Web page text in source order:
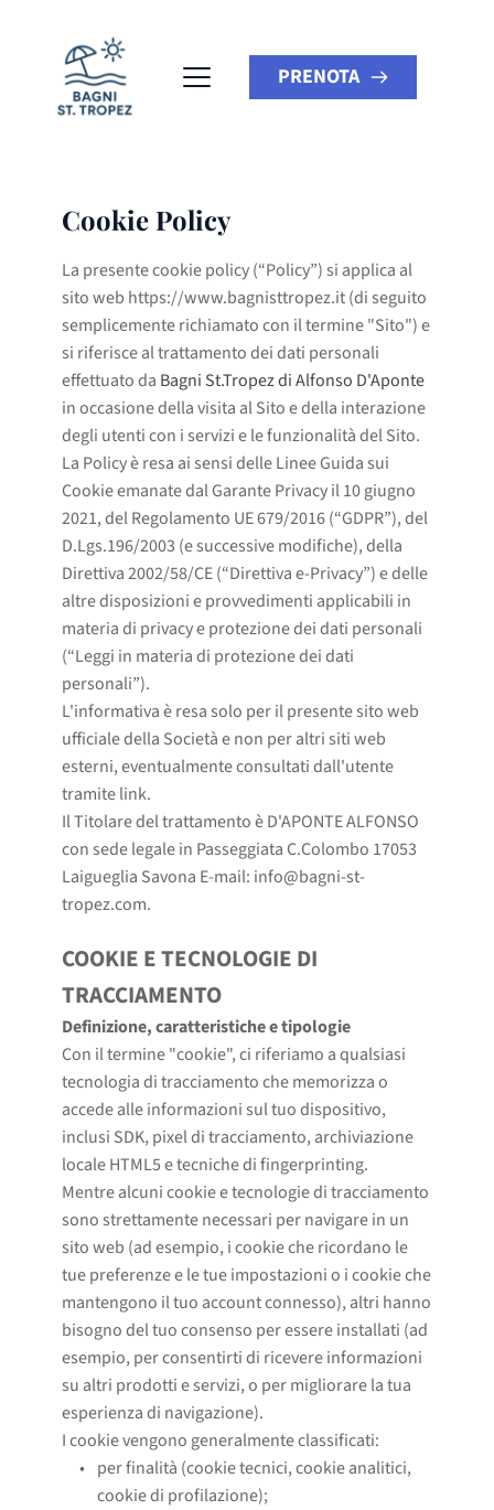
PRENOTA
Cookie Policy
La presente cookie policy (“Policy”) si applica al
sito web https://www.bagnisttropez.it (di seguito
semplicemente richiamato con il termine "Sito") e
si riferisce al trattamento dei dati personali
effettuato da Bagni St.Tropez di Alfonso D'Aponte
in occasione della visita al Sito e della interazione
degli utenti con i servizi e le funzionalità del Sito.
La Policy è resa ai sensi delle Linee Guida sui
Cookie emanate dal Garante Privacy il 10 giugno
2021, del Regolamento UE 679/2016 (“GDPR”), del
D.Lgs.196/2003 (e successive modifiche), della
Direttiva 2002/58/CE (“Direttiva e-Privacy”) e delle
altre disposizioni e provvedimenti applicabili in
materia di privacy e protezione dei dati personali
(“Leggi in materia di protezione dei dati
personali”).
L'informativa è resa solo per il presente sito web
ufficiale della Società e non per altri siti web
esterni, eventualmente consultati dall'utente
tramite link.
Il Titolare del trattamento è D'APONTE ALFONSO
con sede legale in Passeggiata C.Colombo 17053
Laigueglia Savona E-mail: info@bagni-st-
tropez.com.
COOKIE E TECNOLOGIE DI
TRACCIAMENTO
Definizione, caratteristiche e tipologie
Con il termine "cookie", ci riferiamo a qualsiasi
tecnologia di tracciamento che memorizza o
accede alle informazioni sul tuo dispositivo,
inclusi SDK, pixel di tracciamento, archiviazione
locale HTML5 e tecniche di fingerprinting.
Mentre alcuni cookie e tecnologie di tracciamento
sono strettamente necessari per navigare in un
sito web (ad esempio, i cookie che ricordano le
tue preferenze e le tue impostazioni o i cookie che
mantengono il tuo account connesso), altri hanno
bisogno del tuo consenso per essere installati (ad
esempio, per consentirti di ricevere informazioni
su altri prodotti e servizi, o per migliorare la tua
esperienza di navigazione).
I cookie vengono generalmente classificati:
per finalità (cookie tecnici, cookie analitici,
cookie di profilazione);